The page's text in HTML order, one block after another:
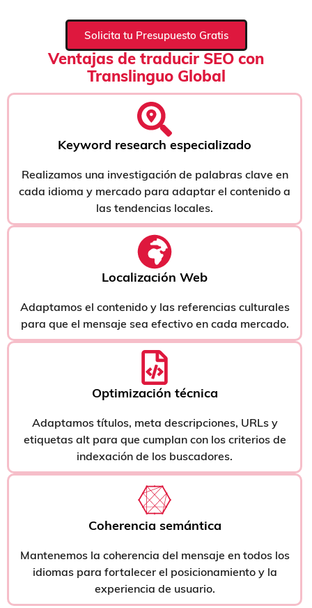
Solicita tu Presupuesto Gratis
Ventajas de traducir SEO con
Translinguo Global
Keyword research especializado
Realizamos una investigación de palabras clave en
cada idioma y mercado para adaptar el contenido a
las tendencias locales.
Localización Web
Adaptamos el contenido y las referencias culturales
para que el mensaje sea efectivo en cada mercado.
Optimización técnica
Adaptamos títulos, meta descripciones, URLs y
etiquetas alt para que cumplan con los criterios de
indexación de los buscadores.
Coherencia semántica
Mantenemos la coherencia del mensaje en todos los
idiomas para fortalecer el posicionamiento y la
experiencia de usuario.